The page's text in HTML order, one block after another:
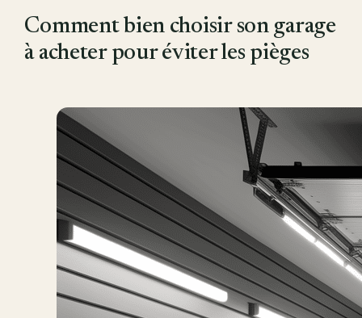
Comment bien choisir son garage
à acheter pour éviter les pièges